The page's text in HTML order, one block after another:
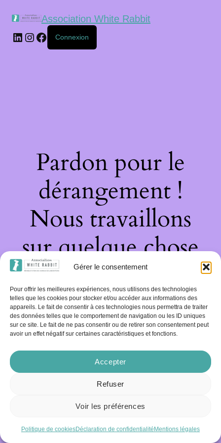
Gérer le consentement
Pour offrir les meilleures expériences, nous utilisons des technologies
telles que les cookies pour stocker et/ou accéder aux informations des
appareils. Le fait de consentir à ces technologies nous permettra de traiter
des données telles que le comportement de navigation ou les ID uniques
sur ce site. Le fait de ne pas consentir ou de retirer son consentement peut
avoir un effet négatif sur certaines caractéristiques et fonctions.
Accepter
Refuser
Voir les préférences
Politique de cookiesDéclaration de confidentialité Mentions légales
Association White Rabbit
Connexion
Pardon pour le
dérangement !
Nous travaillons
sur quelque chose
de fantastique –
revenez bientôt !